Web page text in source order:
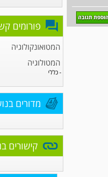
פורומים
המטואונקולוגיה
המטולוגיה
- כללי
מדורים
קישורים